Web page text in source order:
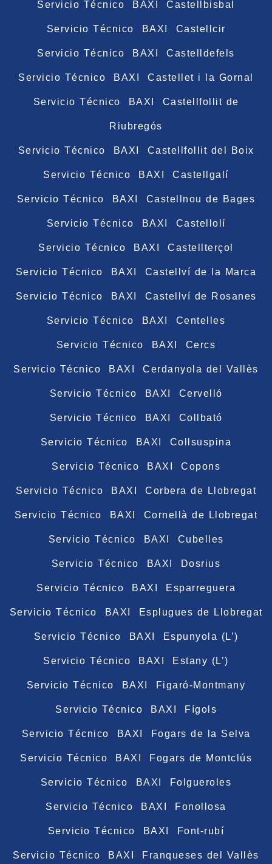
Servicio Técnico BAXI Castellbisbal
Servicio Técnico BAXI Castellcir
Servicio Técnico BAXI Castelldefels
Servicio Técnico BAXI Castellet i la Gornal
Servicio Técnico BAXI Castellfollit de
Riubregós
Servicio Técnico BAXI Castellfollit del Boix
Servicio Técnico BAXI Castellgalí
Servicio Técnico BAXI Castellnou de Bages
Servicio Técnico BAXI Castellolí
Servicio Técnico BAXI Castellterçol
Servicio Técnico BAXI Castellví de la Marca
Servicio Técnico BAXI Castellví de Rosanes
Servicio Técnico BAXI Centelles
Servicio Técnico BAXI Cercs
Servicio Técnico BAXI Cerdanyola del Vallès
Servicio Técnico BAXI Cervelló
Servicio Técnico BAXI Collbató
Servicio Técnico BAXI Collsuspina
Servicio Técnico BAXI Copons
Servicio Técnico BAXI Corbera de Llobregat
Servicio Técnico BAXI Cornellà de Llobregat
Servicio Técnico BAXI Cubelles
Servicio Técnico BAXI Dosrius
Servicio Técnico BAXI Esparreguera
Servicio Técnico BAXI Esplugues de Llobregat
Servicio Técnico BAXI Espunyola (L’)
Servicio Técnico BAXI Estany (L’)
Servicio Técnico BAXI Figaró-Montmany
Servicio Técnico BAXI Fígols
Servicio Técnico BAXI Fogars de la Selva
Servicio Técnico BAXI Fogars de Montclús
Servicio Técnico BAXI Folgueroles
Servicio Técnico BAXI Fonollosa
Servicio Técnico BAXI Font-rubí
Servicio Técnico BAXI Franqueses del Vallès